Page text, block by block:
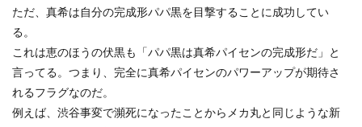
ただ、真希は自分の完成形パパ黒を目撃することに成功してい
る。
これは恵のほうの伏黒も「パパ黒は真希パイセンの完成形だ」と
言ってる。つまり、完全に真希パイセンのパワーアップが期待さ
れるフラグなのだ。
例えば、渋谷事変で瀕死になったことからメカ丸と同じような新